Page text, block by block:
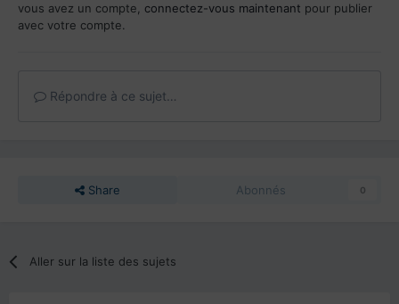
vous avez un compte, connectez-vous maintenant pour publier
avec votre compte.
Répondre à ce sujet…
Share Abonnés 0
Aller sur la liste des sujets